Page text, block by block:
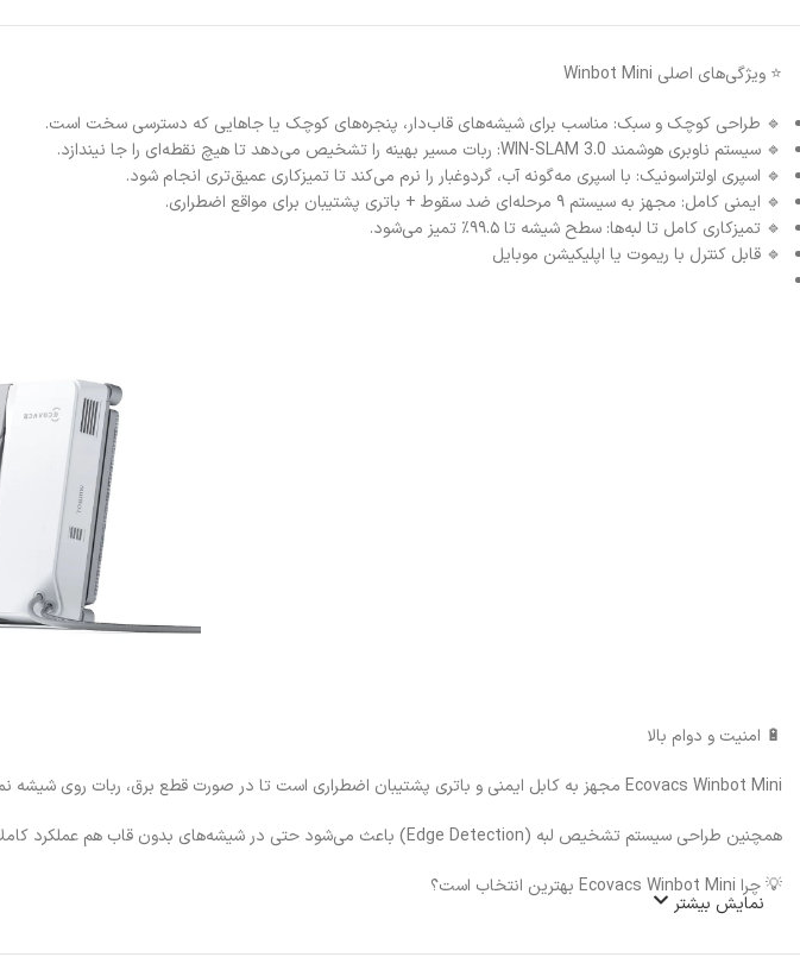
⭐ ویژگی‌های اصلی Winbot Mini
🔹 طراحی کوچک و سبک: مناسب برای شیشه‌های قاب‌دار، پنجره‌های کوچک یا جاهایی که دسترسی سخت است.
🔹 سیستم ناوبری هوشمند WIN-SLAM 3.0: ربات مسیر بهینه را تشخیص می‌دهد تا هیچ نقطه‌ای را جا نیندازد.
🔹 اسپری اولتراسونیک: با اسپری مه‌گونه آب، گردوغبار را نرم می‌کند تا تمیزکاری عمیق‌تری انجام شود.
🔹 ایمنی کامل: مجهز به سیستم ۹ مرحله‌ای ضد سقوط + باتری پشتیبان برای مواقع اضطراری.
🔹 تمیزکاری کامل تا لبه‌ها: سطح شیشه تا ۹۹.۵٪ تمیز می‌شود.
🔹 قابل کنترل با ریموت یا اپلیکیشن موبایل
🔋 امنیت و دوام بالا
Ecovacs Winbot Mini مجهز به کابل ایمنی و باتری پشتیبان اضطراری است تا در صورت قطع برق، ربات روی شیشه نماند یا سقوط نکند.
همچنین طراحی سیستم تشخیص لبه (Edge Detection) باعث می‌شود حتی در شیشه‌های بدون قاب هم عملکرد کاملاً ایمن و دقیق داشته باشد
💡 چرا Ecovacs Winbot Mini بهترین انتخاب است؟
کارکرد بی‌صدا و بدون ایجاد لک
نمایش بیشتر